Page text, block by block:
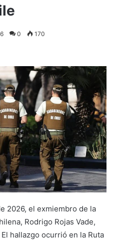
0 170
2026, el exmiembro de la
Rodrigo Rojas Vade,
hallazgo ocurrió en la Ruta